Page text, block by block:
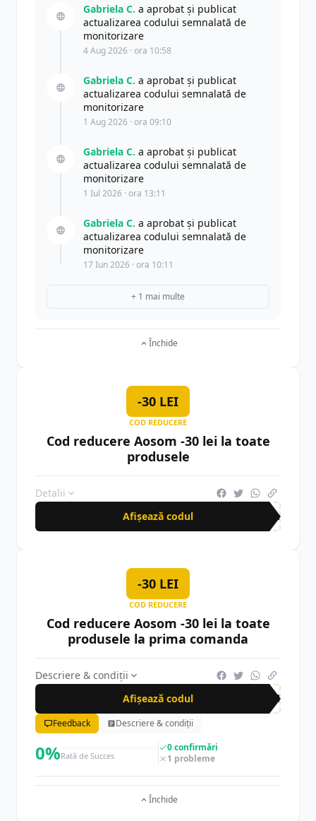
Gabriela C. a aprobat și publicat
actualizarea codului semnalată de
monitorizare
4 Aug 2026 · ora 10:58
Gabriela C. a aprobat și publicat
actualizarea codului semnalată de
monitorizare
1 Aug 2026 · ora 09:10
Gabriela C. a aprobat și publicat
actualizarea codului semnalată de
monitorizare
1 Iul 2026 · ora 13:11
Gabriela C. a aprobat și publicat
actualizarea codului semnalată de
monitorizare
17 Iun 2026 · ora 10:11
+ 1 mai multe
Închide
-30 LEI
COD REDUCERE
Cod reducere Aosom -30 lei la toate
produsele
Detalii
Afișează codul
NEW
-30 LEI
COD REDUCERE
Cod reducere Aosom -30 lei la toate
produsele la prima comanda
Descriere & condiții
Afișează codul
FIR
Feedback Descriere & condiții
0%Rată de Succes
0 confirmări
1 probleme
Închide